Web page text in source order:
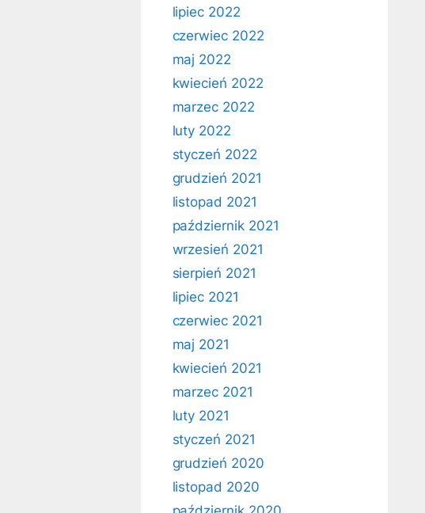
lipiec 2022
czerwiec 2022
maj 2022
kwiecień 2022
marzec 2022
luty 2022
styczeń 2022
grudzień 2021
listopad 2021
październik 2021
wrzesień 2021
sierpień 2021
lipiec 2021
czerwiec 2021
maj 2021
kwiecień 2021
marzec 2021
luty 2021
styczeń 2021
grudzień 2020
listopad 2020